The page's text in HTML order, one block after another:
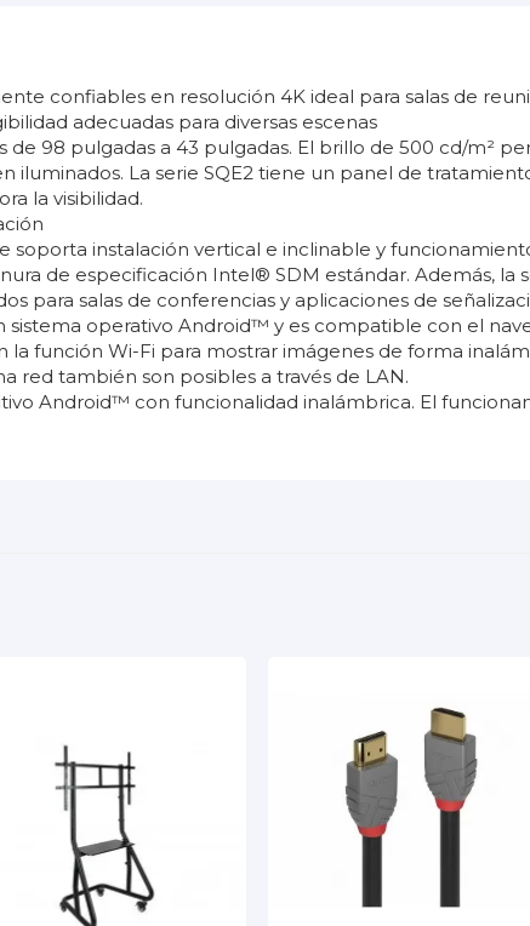
confiables en resolución 4K ideal para salas de
adecuadas para diversas escenas
98 pulgadas a 43 pulgadas. El brillo de 500 cd/m²
iluminados. La serie SQE2 tiene un panel de
la visibilidad.
instalación vertical e inclinable y
de especificación Intel® SDM estándar. Además,
para salas de conferencias y aplicaciones de
sistema operativo Android™ y es compatible con el
función Wi-Fi para mostrar imágenes de forma
red también son posibles a través de LAN.
Android™ con funcionalidad inalámbrica. El
3 años
Si
600x400 mm
62,9 kg